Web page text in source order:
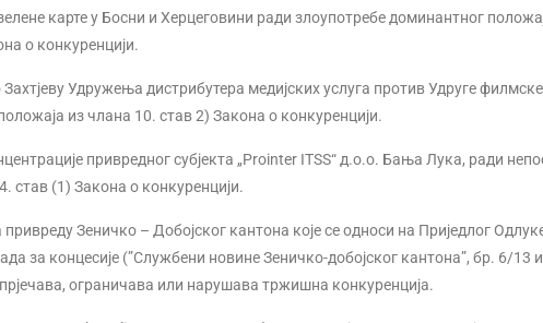
карте у Босни и Херцеговини ради злоупотребе доминантног
о конкуренцији.
Удружења дистрибутера медијских услуга против Удруге
из члана 10. став 2) Закона о конкуренцији.
привредног субјекта „Prointer ITSS“ д.о.о. Бања Лука, ради
став (1) Закона о конкуренцији.
Зеничко – Добојског кантона које се односи на Приједлог
за концесије (”Службени новине Зеничко-добојског кантона”, бр. 6/13
ограничава или нарушава тржишна конкуренција.